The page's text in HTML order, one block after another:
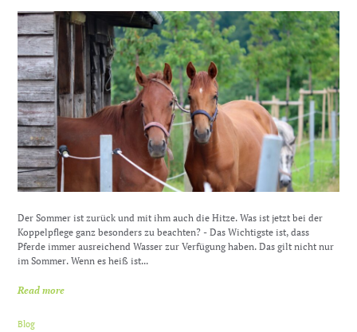
Der Sommer ist zurück und mit ihm auch die Hitze. Was ist jetzt bei der
Koppelpflege ganz besonders zu beachten? - Das Wichtigste ist, dass
Pferde immer ausreichend Wasser zur Verfügung haben. Das gilt nicht nur
im Sommer. Wenn es heiß ist...
Read more
Blog